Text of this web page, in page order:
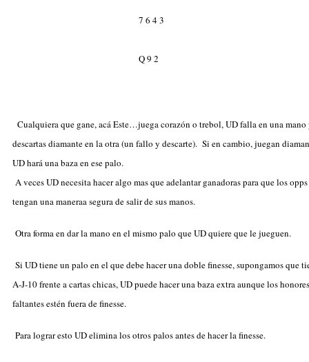
7 6 4 3
Q 9 2
Cualquiera que gane, acá Este…juega corazón o trebol, UD falla en una mano
descartas diamante en la otra (un fallo y descarte). Si en cambio, juegan
UD hará una baza en ese palo.
A veces UD necesita hacer algo mas que adelantar ganadoras para que los
tengan una maneraa segura de salir de sus manos.
Otra forma en dar la mano en el mismo palo que UD quiere que le jueguen.
Si UD tiene un palo en el que debe hacer una doble finesse, supongamos que
A-J-10 frente a cartas chicas, UD puede hacer una baza extra aunque los honores
faltantes estén fuera de finesse.
Para lograr esto UD elimina los otros palos antes de hacer la finesse.